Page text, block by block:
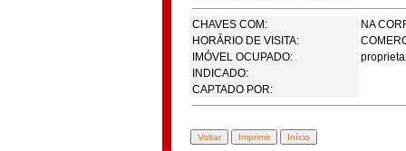
CHAVES COM:
NA
HORÁRIO DE VISITA:
IMÓVEL OCUPADO:
INDICADO:
CAPTADO POR: